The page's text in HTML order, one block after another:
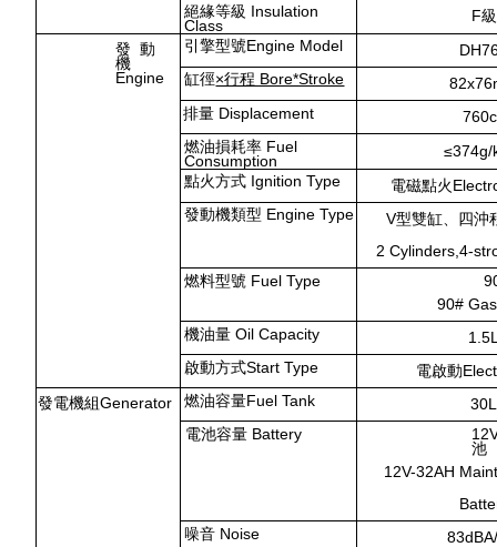
絕緣等級 Insulation
Class
F級
發 動
機
Engine
引擎型號Engine Model
缸徑×行程 Bore*Stroke
排量 Displacement
燃油損耗率 Fuel
Consumption
≤374g/
點火方式 Ignition Type
電磁點火
發動機類型 Engine Type
V型雙缸、四沖
2 Cylinders,4-
燃料型號 Fuel Type
90#
機油量 Oil Capacity
啟動方式Start Type
電啟動
發電機組Generator
燃油容量Fuel Tank
30L
電池容量 Battery
池
12V-32AH
噪音 Noise